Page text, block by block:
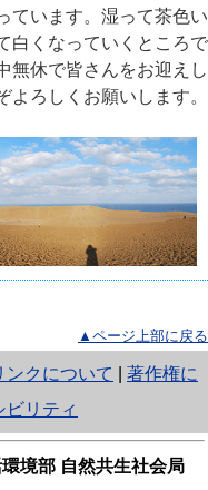
ています。湿って茶色い
白くなっていくところで
無休で皆さんをお迎えし
よろしくお願いします。
▲ページ上部に戻る
ンクについて
著作権に
ビリティ
境部 自然共生社会局